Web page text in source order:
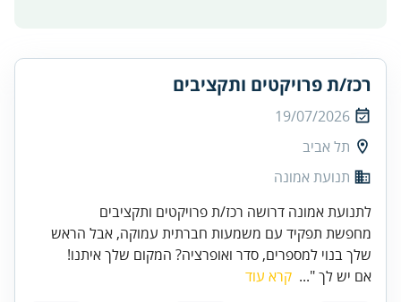
רכז/ת פרויקטים ותקציבים
19/07/2026
תל אביב
תנועת אמונה
לתנועת אמונה דרושה רכז/ת פרויקטים ותקציבים
מחפשת תפקיד עם משמעות חברתית עמוקה, אבל הראש
שלך בנוי למספרים, סדר ואופרציה? המקום שלך איתנו!
אם יש לך "... קרא עוד